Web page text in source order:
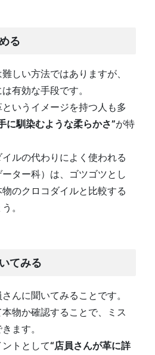
る
しい方法ではありますが、
有効な手段です。
いうイメージを持つ人も多
に馴染むような柔らかさ”が特
ルの代わりによく使われる
ター科）は、ゴツゴツとし
のクロコダイルと比較する
。
てみる
んに聞いてみることです。
物か確認することで、ミス
ます。
トとして“店員さんが革に詳